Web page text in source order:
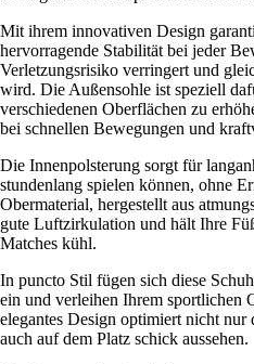
Mit ihrem innovativen Design
hervorragende Stabilität bei jeder
Verletzungsrisiko verringert und
wird. Die Außensohle ist speziell
verschiedenen Oberflächen zu
bei schnellen Bewegungen und
Die Innenpolsterung sorgt für
stundenlang spielen können, ohne
Obermaterial, hergestellt aus
gute Luftzirkulation und hält Ihre
Matches kühl.
In puncto Stil fügen sich diese
ein und verleihen Ihrem sportlichen
elegantes Design optimiert nicht nur
auch auf dem Platz schick aussehen.